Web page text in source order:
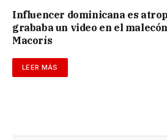
Influencer dominicana es
grababa un video en el
Macorís
LEER MÁS